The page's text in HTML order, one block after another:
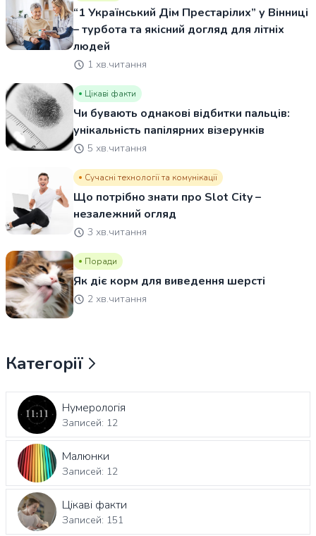
“1 Український Дім Престарілих” у Вінниці
– турбота та якісний догляд для літніх
людей
1 хв.читання
Цікаві факти
Чи бувають однакові відбитки пальців:
унікальність папілярних візерунків
5 хв.читання
Сучасні технології та комунікації
Що потрібно знати про Slot City –
незалежний огляд
3 хв.читання
Поради
Як діє корм для виведення шерсті
2 хв.читання
Категорії
Нумерологія
Записей: 12
Малюнки
Записей: 12
Цікаві факти
Записей: 151